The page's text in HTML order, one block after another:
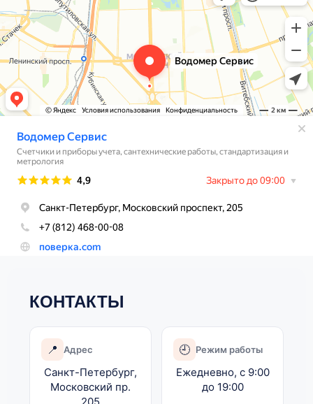
КОНТАКТЫ
📍 Адрес
Санкт-Петербург,
Московский пр.
🕘 Режим работы
Ежедневно, с 9:00
до 19:00